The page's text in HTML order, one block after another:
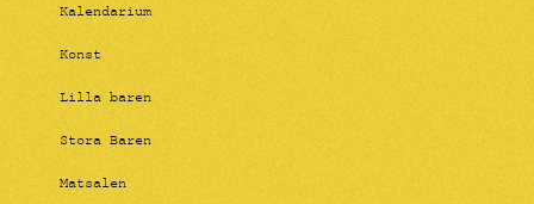
Kalendarium
Konst
Lilla baren
Stora Baren
Matsalen